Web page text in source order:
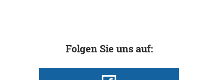
Folgen Sie uns auf: